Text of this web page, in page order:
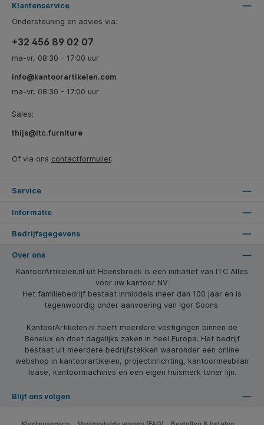
Klantenservice
Ondersteuning en advies via:
+32 456 89 02 07
ma-vr, 08:30 - 17:00 uur
info@kantoorartikelen.com
ma-vr, 08:30 - 17:00 uur
Sales:
thijs@itc.furniture
Of via ons contactformulier.
Service
Informatie
Bedrijfsgegevens
Over ons
KantoorArtikelen.nl uit Hoensbroek is een initiatief van ITC Alles
voor uw kantoor NV.
Het familiebedrijf bestaat inmiddels meer dan 100 jaar en is
tegenwoordig onder aanvoering van Igor Soons.
KantoorArtikelen.nl heeft meerdere vestigingen binnen de
Benelux en doet dagelijks zaken in heel Europa. Het bedrijf
bestaat uit meerdere bedrijfstakken waaronder een online
webshop in kantoorartikelen, projectinrichting, kantoormeubilair
lease, kantoormachines en een eigen huismerk toner lijn.
Blijf ons volgen